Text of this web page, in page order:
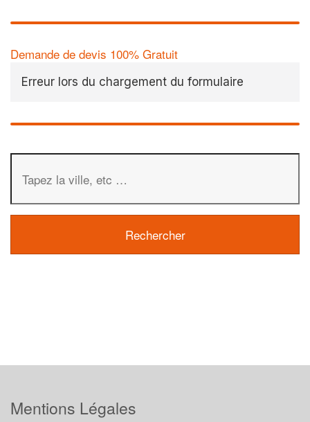
Demande de devis 100% Gratuit
Erreur lors du chargement du formulaire
Mentions Légales